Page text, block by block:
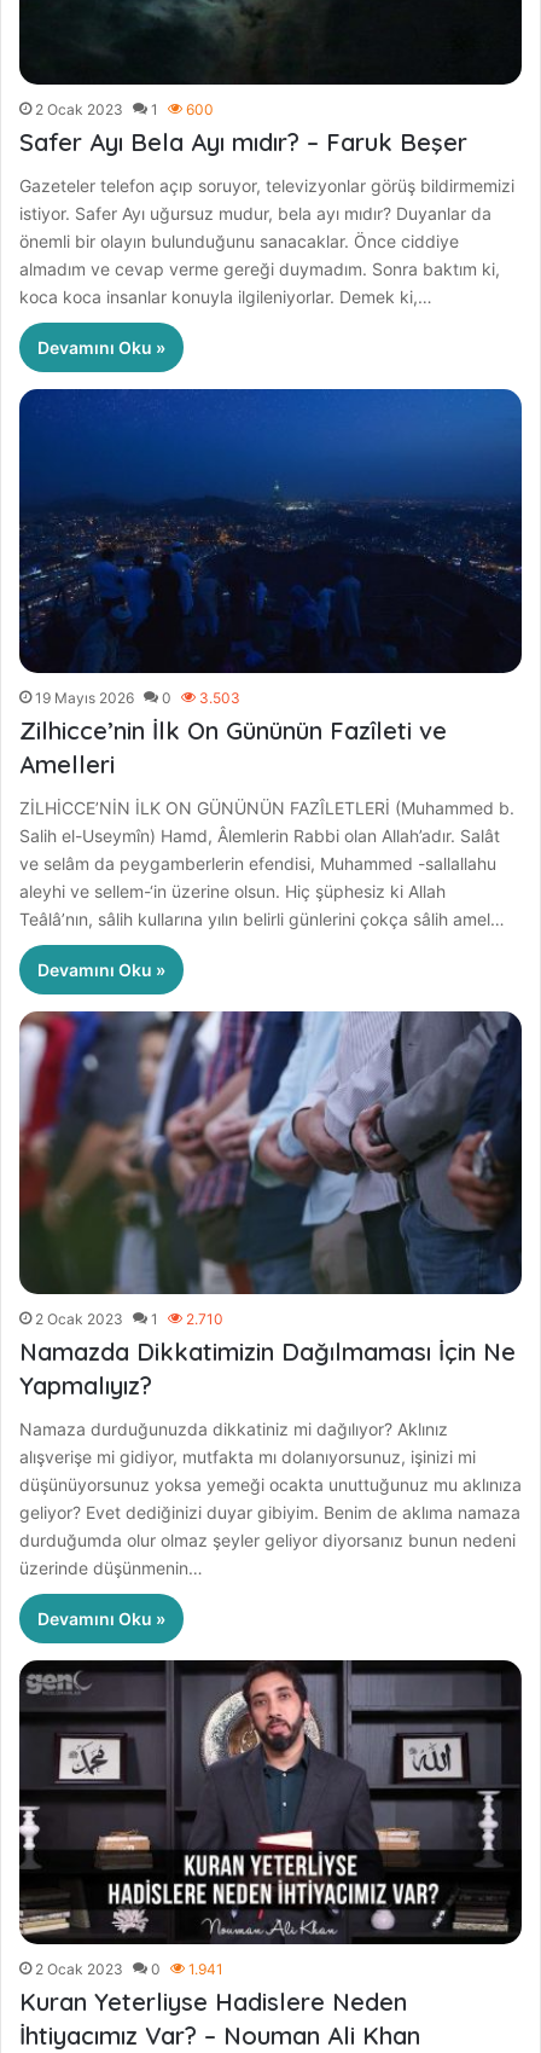
2 Ocak 2023 1 600
Safer Ayı Bela Ayı mıdır? – Faruk Beşer
Gazeteler telefon açıp soruyor, televizyonlar görüş bildirmemizi
istiyor. Safer Ayı uğursuz mudur, bela ayı mıdır? Duyanlar da
önemli bir olayın bulunduğunu sanacaklar. Önce ciddiye
almadım ve cevap verme gereği duymadım. Sonra baktım ki,
koca koca insanlar konuyla ilgileniyorlar. Demek ki,…
Devamını Oku »
19 Mayıs 2026 0 3.503
Zilhicce’nin İlk On Gününün Fazîleti ve
Amelleri
ZİLHİCCE’NİN İLK ON GÜNÜNÜN FAZÎLETLERİ (Muhammed b.
Salih el-Useymîn) Hamd, Âlemlerin Rabbi olan Allah’adır. Salât
ve selâm da peygamberlerin efendisi, Muhammed -sallallahu
aleyhi ve sellem-‘in üzerine olsun. Hiç şüphesiz ki Allah
Teâlâ’nın, sâlih kullarına yılın belirli günlerini çokça sâlih amel…
Devamını Oku »
2 Ocak 2023 1 2.710
Namazda Dikkatimizin Dağılmaması İçin Ne
Yapmalıyız?
Namaza durduğunuzda dikkatiniz mi dağılıyor? Aklınız
alışverişe mi gidiyor, mutfakta mı dolanıyorsunuz, işinizi mi
düşünüyorsunuz yoksa yemeği ocakta unuttuğunuz mu aklınıza
geliyor? Evet dediğinizi duyar gibiyim. Benim de aklıma namaza
durduğumda olur olmaz şeyler geliyor diyorsanız bunun nedeni
üzerinde düşünmenin…
Devamını Oku »
2 Ocak 2023 0 1.941
Kuran Yeterliyse Hadislere Neden
İhtiyacımız Var? – Nouman Ali Khan